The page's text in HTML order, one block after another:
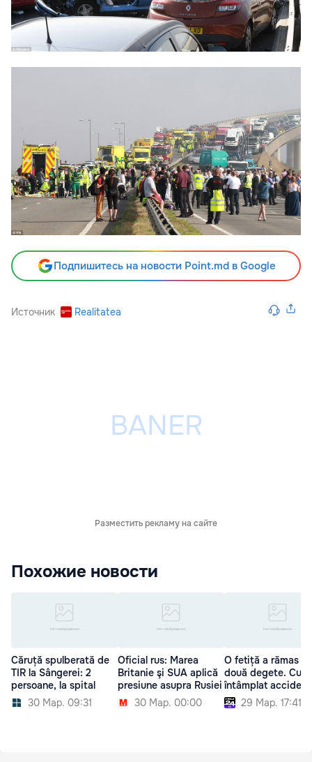
Подпишитесь на новости Point.md в Google
Источник Realitatea
Разместить рекламу на сайте
Похожие новости
Căruță spulberată de
TIR la Sângerei: 2
persoane, la spital
30 Мар. 09:31
Oficial rus: Marea
Britanie şi SUA aplică
presiune asupra Rusiei
30 Мар. 00:00
O fetiță a rămas
două degete.
întâmplat
29 Мар. 17:41